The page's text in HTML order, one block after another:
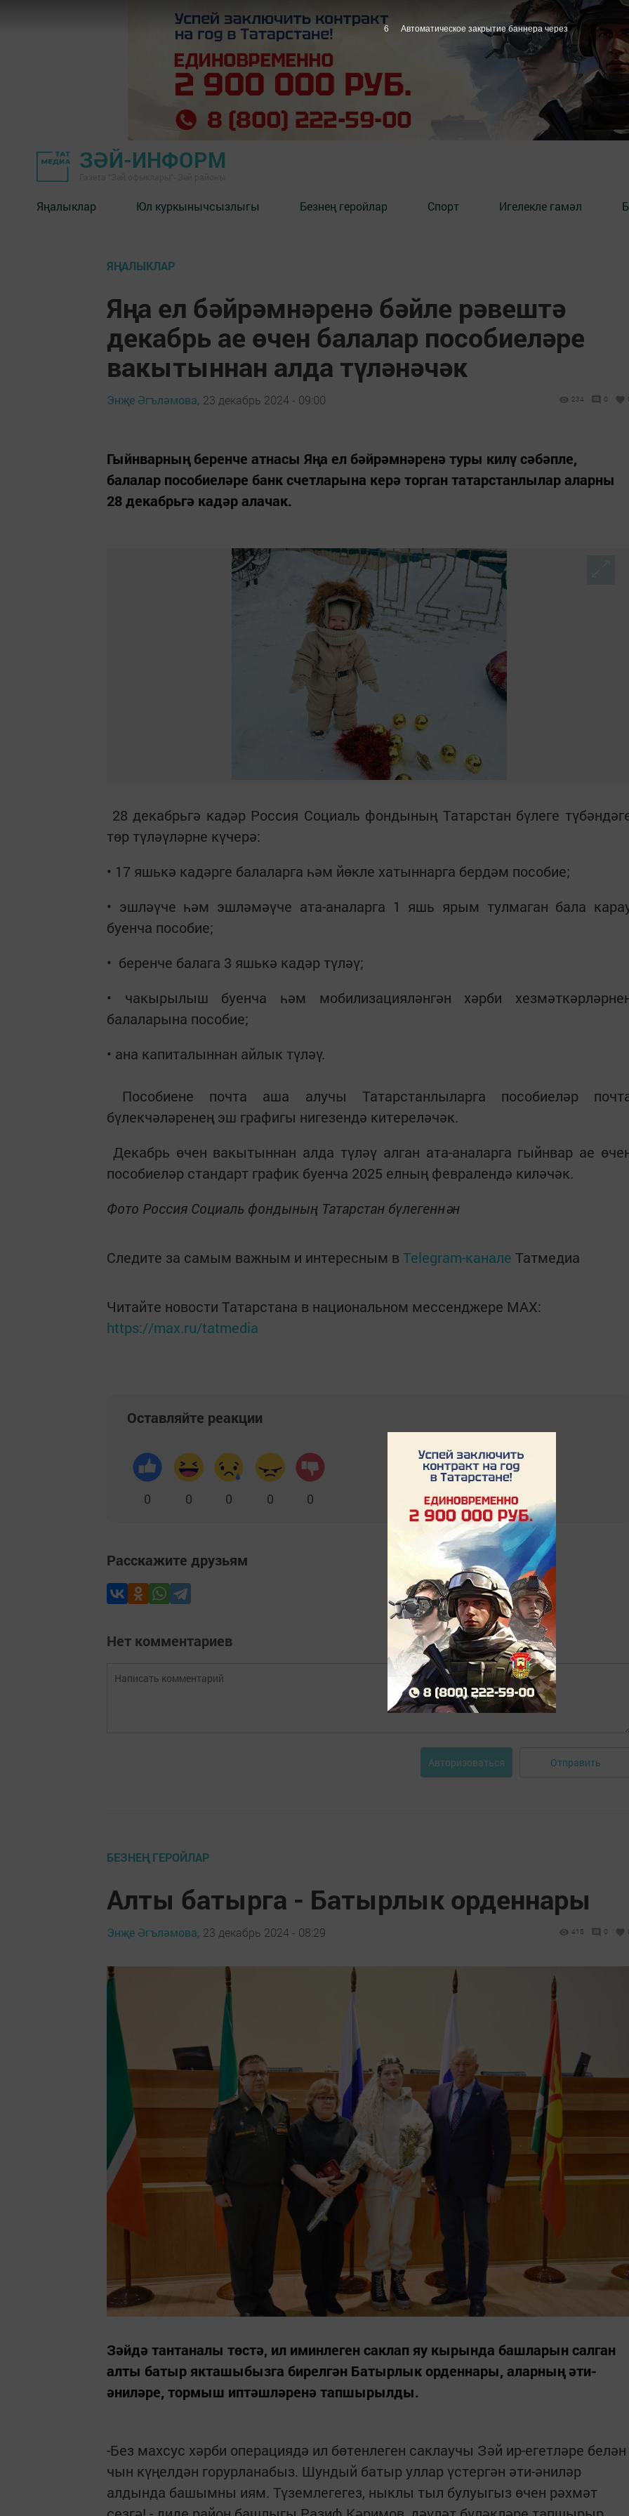
ЗӘЙ-ИНФОРМ
Яңалыклар Юл куркынычсызлыгы Безнең геройлар Спорт Игелекле гамәл
ЯҢАЛЫКЛАР
Яңа ел бәйрәмнәренә бәйле рәвештә
декабрь ае өчен балалар пособиеләре
вакытыннан алда түләнәчәк
Энҗе Әгъләмова, 23 декабрь 2024 - 09:00 234 0
Гыйнварның беренче атнасы Яңа ел бәйрәмнәренә туры килү сәбәпле,
балалар пособиеләре банк счетларына керә торган татарстанлылар аларны
28 декабрьгә кадәр алачак.
28 декабрьгә кадәр Россия Социаль фондының Татарстан бүлеге
төр түләүләрне күчерә:
• 17 яшькә кадәрге балаларга һәм йөкле хатыннарга бердәм пособие;
• эшләүче һәм эшләмәүче ата-аналарга 1 яшь ярым тулмаган бала
буенча пособие;
• беренче балага 3 яшькә кадәр түләү;
• чакырылыш буенча һәм мобилизацияләнгән хәрби
балаларына пособие;
• ана капиталыннан айлык түләү.
Пособиене почта аша алучы Татарстанлыларга пособиеләр
бүлекчәләренең эш графигы нигезендә китереләчәк.
Декабрь өчен вакытыннан алда түләү алган ата-аналарга гыйнвар ае
пособиеләр стандарт график буенча 2025 елның февралендә киләчәк.
Фото Россия Социаль фондының Татарстан бүлегеннән
Следите за самым важным и интересным в Telegram-канале Татмедиа
Читайте новости Татарстана в национальном мессенджере MАХ:
https://max.ru/tatmedia
Оставляйте реакции
0 0 0 0 0
Расскажите друзьям
Нет комментариев
Авторизоваться Отправить
БЕЗНЕҢ ГЕРОЙЛАР
Алты батырга - Батырлык орденнары
Энҗе Әгъләмова, 23 декабрь 2024 - 08:29 415 0
Зәйдә тантаналы төстә, ил иминлеген саклап яу кырында башларын салган
алты батыр якташыбызга бирелгән Батырлык орденнары, аларның әти-
әниләре, тормыш иптәшләренә тапшырылды.
-Без махсус хәрби операциядә ил бөтенлеген саклаучы Зәй ир-егетләре белән
чын күңелдән горурланабыз. Шундый батыр уллар үстергән әти-әниләр
алдында башымны иям. Түземлегегез, ныклы тыл булуыгыз өчен рәхмәт
5 Автоматическое закрытие баннера через